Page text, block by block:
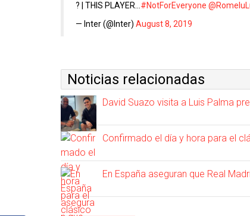
? | THIS PLAYER… #NotForEveryone
— Inter (@Inter) August 8, 2019
Noticias relacionadas
David Suazo visita a Luis Palma
Confirmado el día y hora para el
En España aseguran que Real